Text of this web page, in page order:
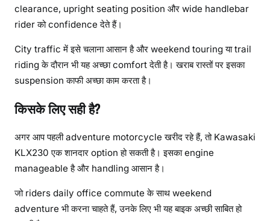
clearance, upright seating position और wide handlebar
rider को confidence देते हैं।
City traffic में इसे चलाना आसान है और weekend touring या trail
riding के दौरान भी यह अच्छा comfort देती है। खराब रास्तों पर इसका
suspension काफी अच्छा काम करता है।
किसके लिए सही है?
अगर आप पहली adventure motorcycle खरीद रहे हैं, तो Kawasaki
KLX230 एक शानदार option हो सकती है। इसका engine
manageable है और handling आसान है।
जो riders daily office commute के साथ weekend
adventure भी करना चाहते हैं, उनके लिए भी यह बाइक अच्छी साबित हो